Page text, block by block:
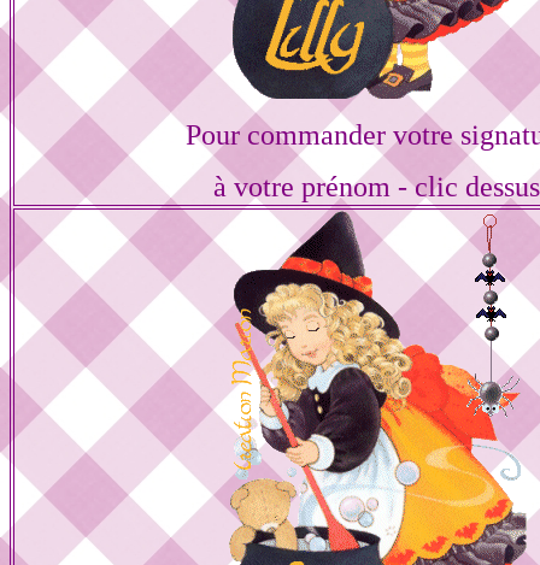
Pour commander votre
à votre prénom - clic dessus